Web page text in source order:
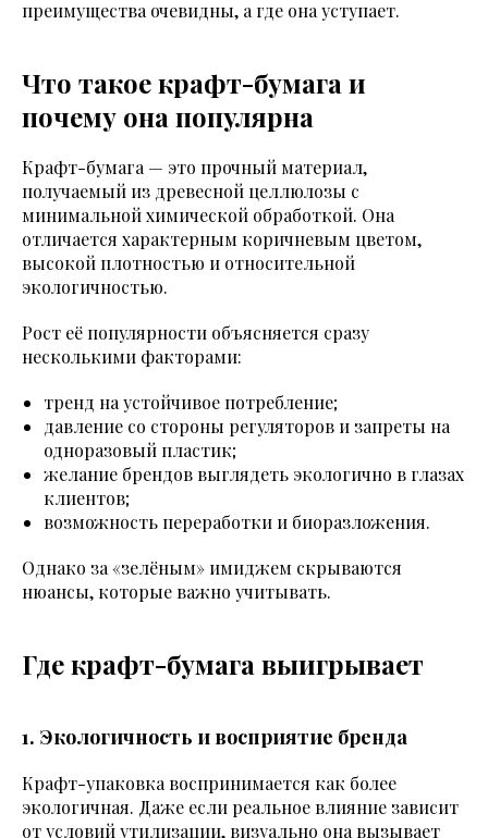
преимущества очевидны, а где она уступает.
Что такое крафт-бумага и
почему она популярна
Крафт-бумага — это прочный материал,
получаемый из древесной целлюлозы с
минимальной химической обработкой. Она
отличается характерным коричневым цветом,
высокой плотностью и относительной
экологичностью.
Рост её популярности объясняется сразу
несколькими факторами:
тренд на устойчивое потребление;
давление со стороны регуляторов и запреты на
одноразовый пластик;
желание брендов выглядеть экологично в глазах
клиентов;
возможность переработки и биоразложения.
Однако за «зелёным» имиджем скрываются
нюансы, которые важно учитывать.
Где крафт-бумага выигрывает
1. Экологичность и восприятие бренда
Крафт-упаковка воспринимается как более
экологичная. Даже если реальное влияние зависит
от условий утилизации, визуально она вызывает